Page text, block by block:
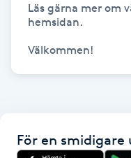
Läs gärna mer om
hemsidan.
Välkommen!
För en smidigare